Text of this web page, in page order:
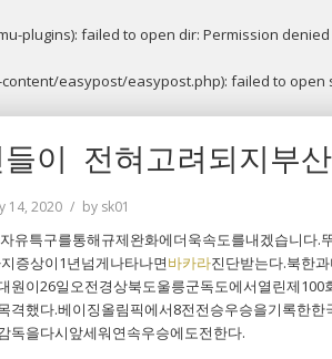
plugins): failed to open dir: Permission denied
easypost/easypost.php): failed to open
이 전혀고려되지부
14, 2020 by sk01
유특구를통해규제완화에더욱속도를내겠습니다.
지증상이1년넘게나타나면바카라진단받는다.북한
원이26일오전경상북도울릉군독도에서열린제
격했다.베이징올림픽에서8전전승우승을기록한
독을다시앞세워연속우승에도전한다.